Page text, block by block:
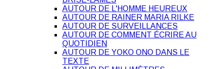
AUTOUR DE L'HOMME HEUREUX
AUTOUR DE RAINER MARIA RILKE
AUTOUR DE SURVEILLANCES
AUTOUR DE COMMENT ÉCRIRE AU
QUOTIDIEN
AUTOUR DE YOKO ONO DANS LE
TEXTE